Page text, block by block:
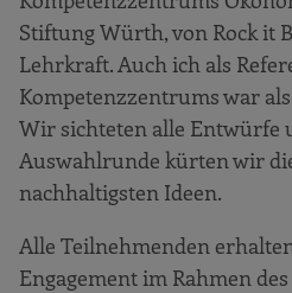
Stiftung Würth, von Rock it
Lehrkraft. Auch ich als
Kompetenzzentrums war
Wir sichteten alle Entwürfe
Auswahlrunde kürten wir
nachhaltigsten Ideen.
Alle Teilnehmenden
Engagement im Rahmen